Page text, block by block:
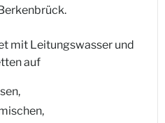
mit Leitungswasser und
auf